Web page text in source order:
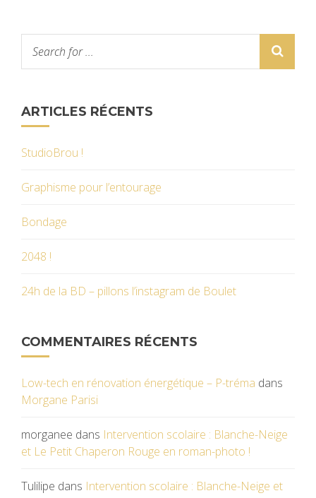
ARTICLES RÉCENTS
StudioBrou !
Graphisme pour l’entourage
Bondage
2048 !
24h de la BD – pillons l’instagram de Boulet
COMMENTAIRES RÉCENTS
Low-tech en rénovation énergétique – P-tréma dans
Morgane Parisi
morganee dans Intervention scolaire : Blanche-Neige
et Le Petit Chaperon Rouge en roman-photo !
Tulilipe dans Intervention scolaire : Blanche-Neige et